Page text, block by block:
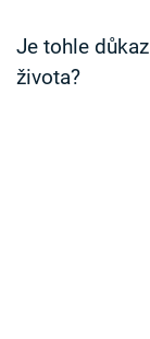
Sledujte nás
Je tohle
života?